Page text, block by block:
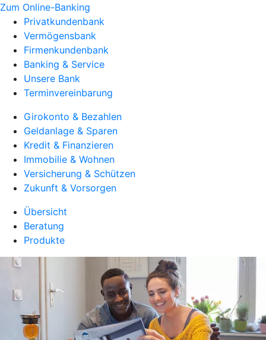
Zum Online-Banking
Privatkundenbank
Vermögensbank
Firmenkundenbank
Banking & Service
Unsere Bank
Terminvereinbarung
Girokonto & Bezahlen
Geldanlage & Sparen
Kredit & Finanzieren
Immobilie & Wohnen
Versicherung & Schützen
Zukunft & Vorsorgen
Übersicht
Beratung
Produkte